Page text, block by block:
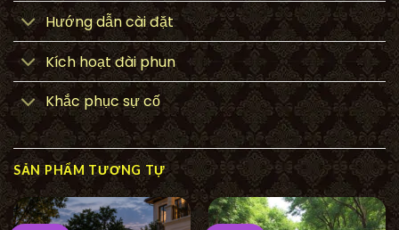
Hướng dẫn cài đặt
Kích hoạt đài phun
Khắc phục sự cố
SẢN PHẨM TƯƠNG TỰ